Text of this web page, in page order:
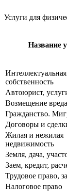
Услуги для
Название
Интеллектуальная
собственность
Автоюрист,
Возмещение
Гражданство.
Договоры и
Жилая и нежилая
недвижимость
Земля, дача,
Заем, кредит,
Трудовое право,
Налоговое право